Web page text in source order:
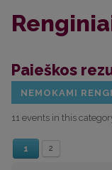
Paieškos
NEMOKAMI
11 events in this
1 2